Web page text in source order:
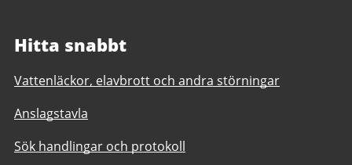
Hitta snabbt
Vattenläckor, elavbrott och andra störningar
Anslagstavla
Sök handlingar och protokoll